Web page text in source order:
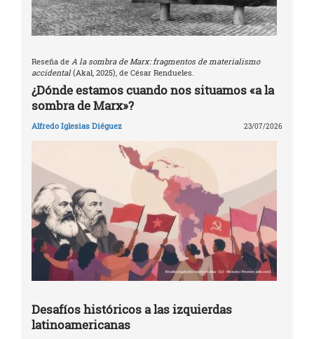
Reseña de A la sombra de Marx: fragmentos de materialismo
accidental(Akal, 2025), de César Rendueles.
¿Dónde estamos cuando nos situamos «a la
sombra de Marx»?
Alfredo Iglesias Diéguez 23/07/2026
Desafíos históricos a las izquierdas
latinoamericanas